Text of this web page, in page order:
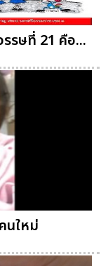
รษที่ 21 คือ...
นใหม่